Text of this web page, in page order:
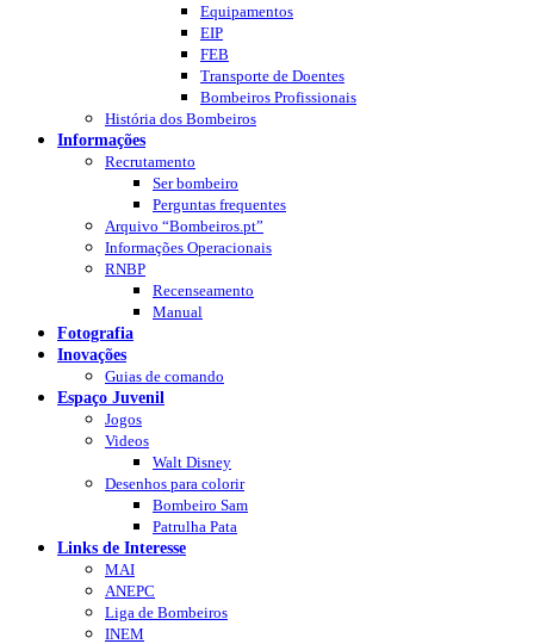
Equipamentos
EIP
FEB
Transporte de Doentes
Bombeiros Profissionais
História dos Bombeiros
Informações
Recrutamento
Ser bombeiro
Perguntas frequentes
Arquivo “Bombeiros.pt”
Informações Operacionais
RNBP
Recenseamento
Manual
Fotografia
Inovações
Guias de comando
Espaço Juvenil
Jogos
Videos
Walt Disney
Desenhos para colorir
Bombeiro Sam
Patrulha Pata
Links de Interesse
MAI
ANEPC
Liga de Bombeiros
INEM